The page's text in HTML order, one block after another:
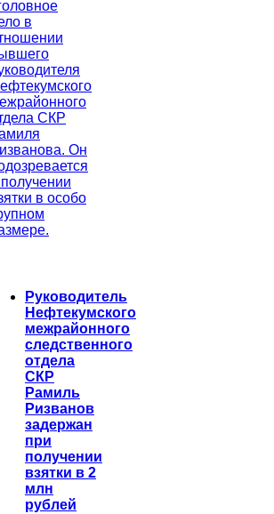
в
СКР
Он
в особо
Руководитель
Нефтекумского
межрайонного
следственного
отдела
СКР
Рамиль
Ризванов
задержан
при
получении
взятки в 2
млн
рублей